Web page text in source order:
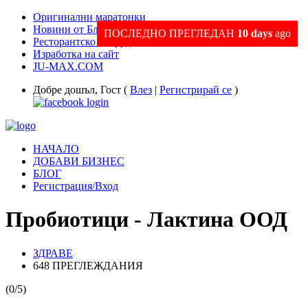
Оригинални маратонки
Новини от Благоевград и Региона
Ресторантско оборудване
Изработка на сайт
JU-MAX.COM
Добре дошъл, Гост ( Влез | Регистрирай се )
НАЧАЛО
ДОБАВИ БИЗНЕС
БЛОГ
Регистрация/Вход
ПОСЛЕДНО ПРЕГЛЕДАН 10 days ago
Пробиотици - Лактина ООД
ЗДРАВЕ
648 ПРЕГЛЕЖДАНИЯ
(0/5)